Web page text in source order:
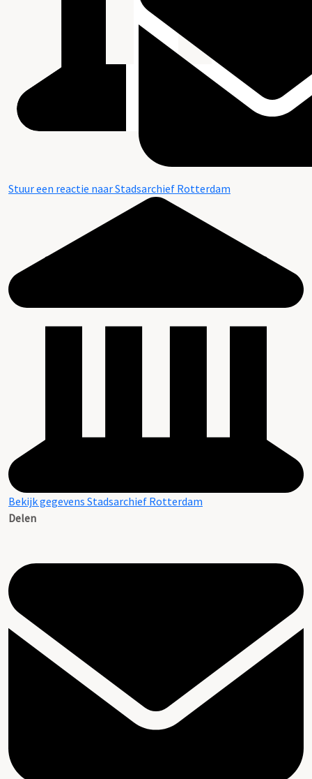
Stuur een reactie naar Stadsarchief Rotterdam
Bekijk gegevens Stadsarchief Rotterdam
Delen